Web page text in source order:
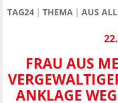
TAG24 THEMA AUS
FRAU AUS
ANKLAGE